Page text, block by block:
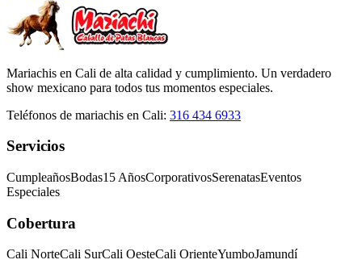
Mariachis en Cali de alta calidad y cumplimiento. Un verdadero
show mexicano para todos tus momentos especiales.
Teléfonos de mariachis en Cali: 316 434 6933
Servicios
CumpleañosBodas15 AñosCorporativosSerenatasEventos
Especiales
Cobertura
Cali NorteCali SurCali OesteCali OrienteYumboJamundí